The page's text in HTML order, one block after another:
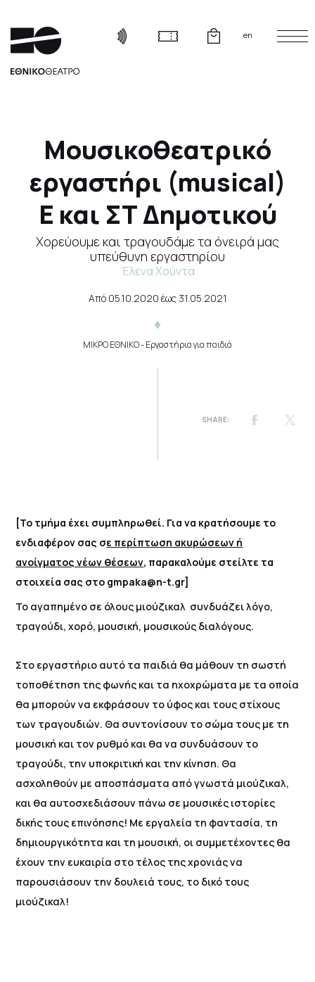
en
Μουσικοθεατρικό
εργαστήρι (musical)
Ε και ΣΤ Δημοτικού
Χορεύουμε και τραγουδάμε τα όνειρά μας
υπεύθυνη εργαστηρίου
Έλενα Χούντα
Από 05.10.2020 έως 31.05.2021
ΜΙΚΡΟ ΕΘΝΙΚΟ- Εργαστήρια για παιδιά
[Το τμήμα έχει συμπληρωθεί. Για να κρατήσουμε το
ενδιαφέρον σας σε περίπτωση ακυρώσεων ή
ανοίγματος νέων θέσεων, παρακαλούμε στείλτε τα
στοιχεία σας στο gmpaka@n-t.gr]
Το αγαπημένο σε όλους μιούζικαλ συνδυάζει λόγο,
τραγούδι, χορό, μουσική, μουσικούς διαλόγους.
Στο εργαστήριο αυτό τα παιδιά θα μάθουν τη σωστή
τοποθέτηση της φωνής και τα ηχοχρώματα με τα οποία
θα μπορούν να εκφράσουν το ύφος και τους στίχους
των τραγουδιών. Θα συντονίσουν το σώμα τους με τη
μουσική και τον ρυθμό και θα να συνδυάσουν το
τραγούδι, την υποκριτική και την κίνηση. Θα
ασχοληθούν με αποσπάσματα από γνωστά μιούζικαλ,
και θα αυτοσχεδιάσουν πάνω σε μουσικές ιστορίες
δικής τους επινόησης! Με εργαλεία τη φαντασία, τη
δημιουργικότητα και τη μουσική, οι συμμετέχοντες θα
έχουν την ευκαιρία στο τέλος της χρονιάς να
παρουσιάσουν την δουλειά τους, το δικό τους
μιούζικαλ!